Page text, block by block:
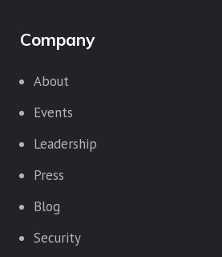
Company
About
Events
Leadership
Press
Blog
Security